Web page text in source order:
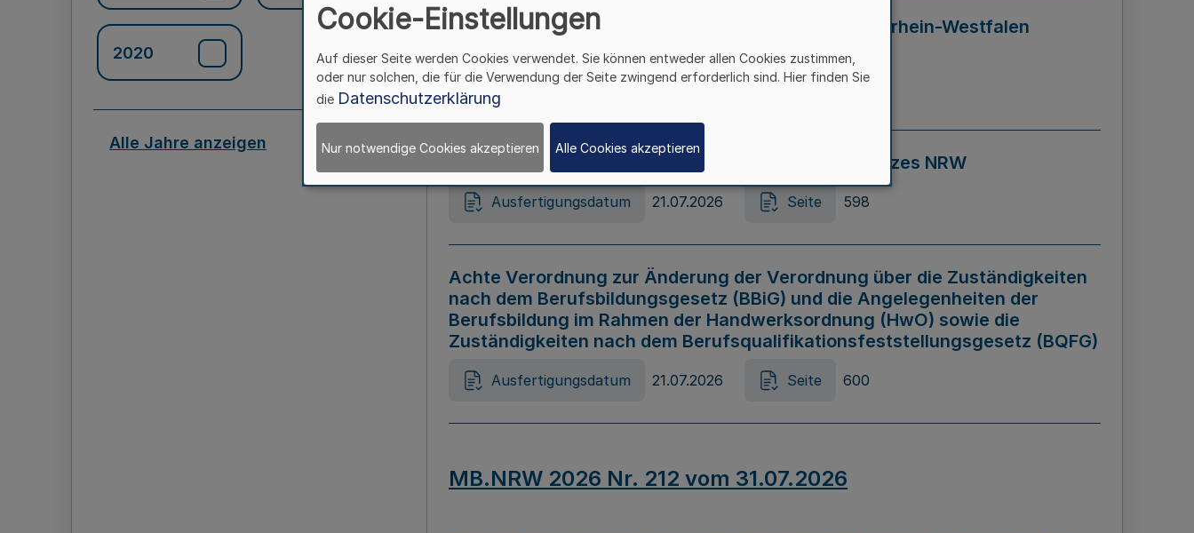
2020
Alle Jahre anzeigen
Gesetz zur Vermeidung von Diskriminierung in Nordrhein-Westfalen
(Landesantidiskriminierungsgesetz – LADG NRW)
Ausfertigungsdatum 21.07.2026 Seite 595
Gesetz zur Änderung des Online-Casinospiel Gesetzes NRW
Ausfertigungsdatum 21.07.2026 Seite 598
Achte Verordnung zur Änderung der Verordnung über die Zuständigkeiten
nach dem Berufsbildungsgesetz (BBiG) und die Angelegenheiten der
Berufsbildung im Rahmen der Handwerksordnung (HwO) sowie die
Zuständigkeiten nach dem Berufsqualifikationsfeststellungsgesetz (BQFG)
Ausfertigungsdatum 21.07.2026 Seite 600
MB.NRW 2026 Nr. 212 vom 31.07.2026
Cookie-Einstellungen
Auf dieser Seite werden Cookies verwendet. Sie können entweder allen Cookies zustimmen,
oder nur solchen, die für die Verwendung der Seite zwingend erforderlich sind. Hier finden Sie
die Datenschutzerklärung
Nur notwendige Cookies akzeptieren Alle Cookies akzeptieren